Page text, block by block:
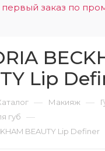
первый заказ по
Lip
— Макияж —
губ —
BEAUTY Lip Definer